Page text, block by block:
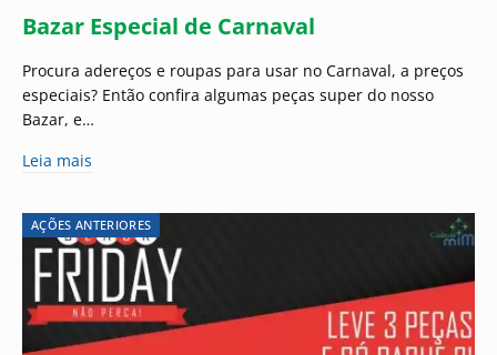
Bazar Especial de Carnaval
Procura adereços e roupas para usar no Carnaval, a preços
especiais? Então confira algumas peças super do nosso
Bazar, e…
Leia mais
AÇÕES ANTERIORES